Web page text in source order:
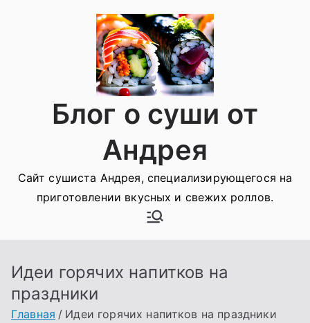
Блог о суши от
Андрея
Сайт сушиста Андрея, специализирующегося на
приготовлении вкусных и свежих роллов.
Идеи горячих напитков на
праздники
Главная Идеи горячих напитков на праздники